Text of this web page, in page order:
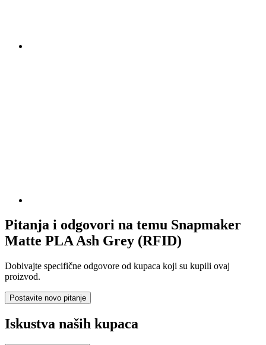
Pitanja i odgovori na temu Snapmaker
Matte PLA Ash Grey (RFID)
Dobivajte specifične odgovore od kupaca koji su kupili ovaj
proizvod.
Postavite novo pitanje
Iskustva naših kupaca